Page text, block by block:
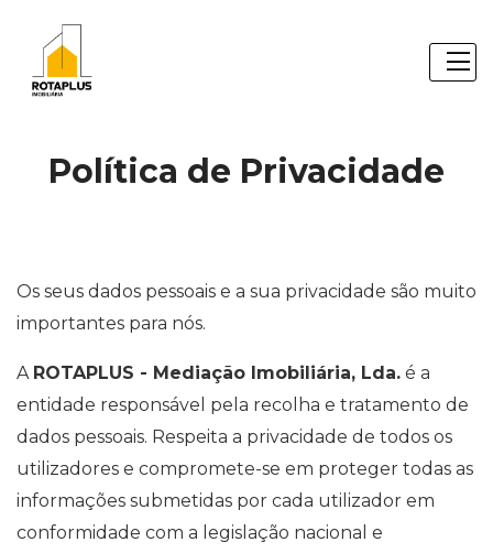
Política de Privacidade
Os seus dados pessoais e a sua privacidade são muito
importantes para nós.
A ROTAPLUS - Mediação Imobiliária, Lda. é a
entidade responsável pela recolha e tratamento de
dados pessoais. Respeita a privacidade de todos os
utilizadores e compromete-se em proteger todas as
informações submetidas por cada utilizador em
conformidade com a legislação nacional e